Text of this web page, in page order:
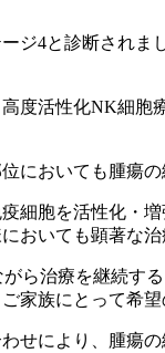
ジ4と診断されま
度活性化NK細胞
においても腫瘍の
細胞を活性化・増
おいても顕著な治
ら治療を継続する
家族にとって希望
せにより、腫瘍